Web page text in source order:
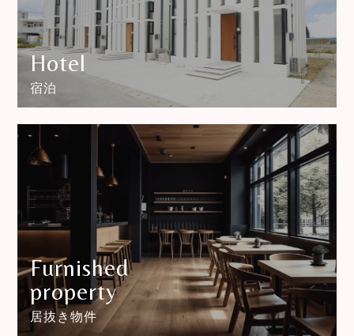
Hotel
宿泊
Furnished
property
居抜き物件